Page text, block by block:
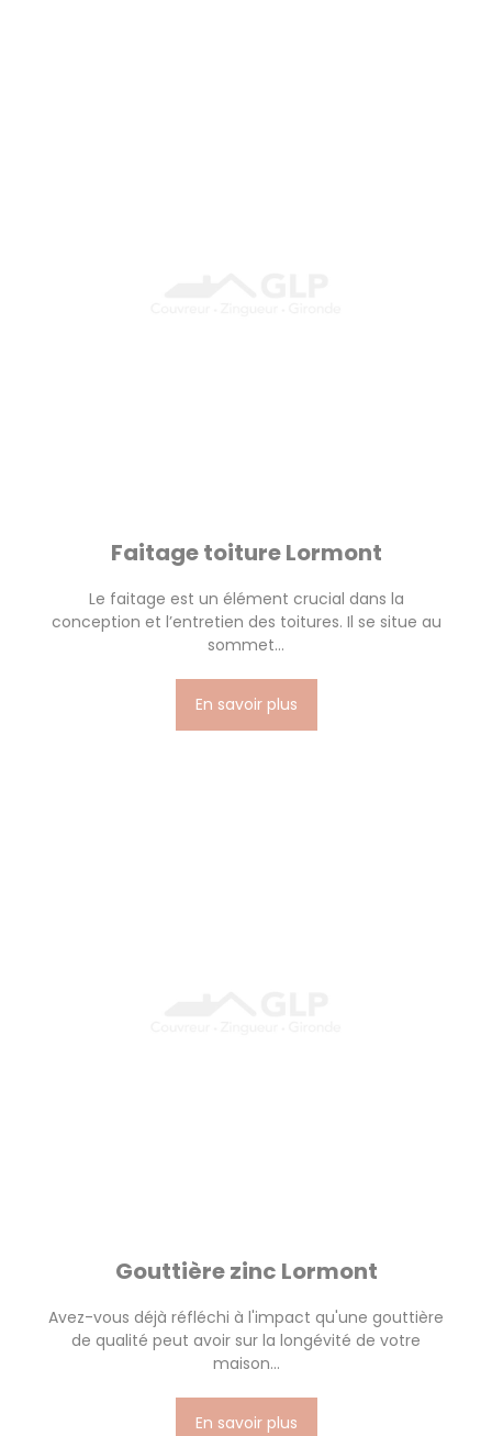
Faitage toiture Lormont
Le faitage est un élément crucial dans la
conception et l’entretien des toitures. Il se situe au
sommet...
En savoir plus
Gouttière zinc Lormont
Avez-vous déjà réfléchi à l'impact qu'une gouttière
de qualité peut avoir sur la longévité de votre
maison...
En savoir plus